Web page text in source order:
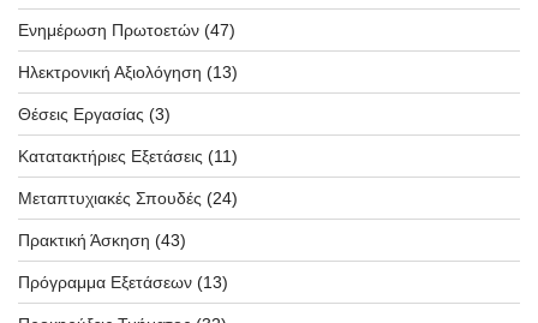
Ενημέρωση Πρωτοετών (47)
Ηλεκτρονική Αξιολόγηση (13)
Θέσεις Εργασίας (3)
Κατατακτήριες Εξετάσεις (11)
Μεταπτυχιακές Σπουδές (24)
Πρακτική Άσκηση (43)
Πρόγραμμα Εξετάσεων (13)